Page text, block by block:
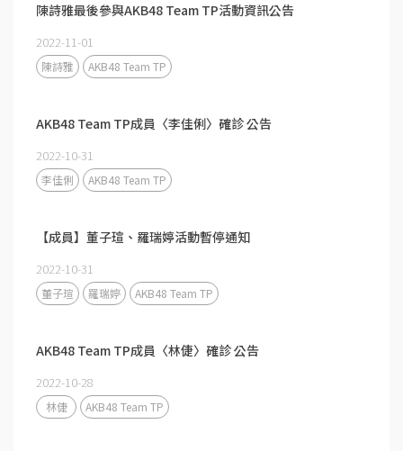
陳詩雅最後參與AKB48 Team TP活動資訊公告
2022-11-01
陳詩雅 AKB48 Team TP
AKB48 Team TP成員〈李佳俐〉確診 公告
2022-10-31
李佳俐 AKB48 Team TP
【成員】董子瑄、羅瑞婷活動暫停通知
2022-10-31
董子瑄 羅瑞婷 AKB48 Team TP
AKB48 Team TP成員〈林倢〉確診 公告
2022-10-28
林倢 AKB48 Team TP